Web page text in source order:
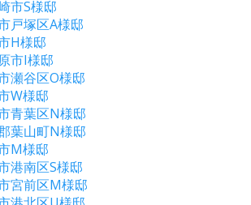
市S様邸
戸塚区A様邸
H様邸
市I様邸
瀬谷区O様邸
W様邸
青葉区N様邸
葉山町N様邸
M様邸
港南区S様邸
宮前区M様邸